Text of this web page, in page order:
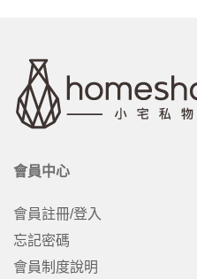
會員中心
會員註冊/登入
忘記密碼
會員制度說明